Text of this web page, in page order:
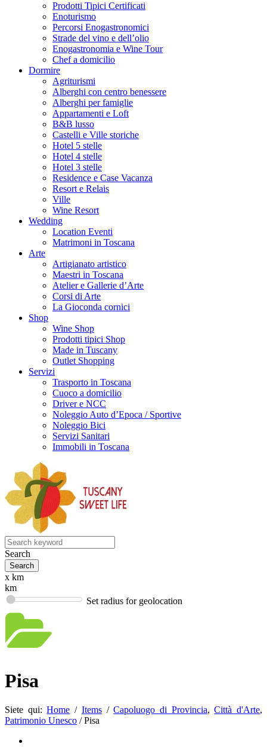
Prodotti Tipici Certificati
Enoturismo
Percorsi Enogastronomici
Strade del vino e dell’olio
Enogastronomia e Wine Tour
Chef a domicilio
Dormire
Agriturismi
Alberghi con centro benessere
Alberghi per famiglie
Appartamenti e Loft
B&B lusso
Castelli e Ville storiche
Hotel 5 stelle
Hotel 4 stelle
Hotel 3 stelle
Residence e Case Vacanza
Resort e Relais
Ville
Wine Resort
Wedding
Location Eventi
Matrimoni in Toscana
Arte
Artigianato artistico
Maestri in Toscana
Atelier e Gallerie d’Arte
Corsi di Arte
La Gioconda cornici
Shop
Wine Shop
Prodotti tipici Shop
Made in Tuscany
Outlet Shopping
Servizi
Trasporto in Toscana
Cuoco a domicilio
Driver e NCC
Noleggio Auto d’Epoca / Sportive
Noleggio Bici
Servizi Sanitari
Immobili in Toscana
Search
x km
km
Set radius for geolocation
Pisa
Siete qui: Home / Items / Capoluogo di Provincia,Città d'Arte,
Patrimonio Unesco / Pisa